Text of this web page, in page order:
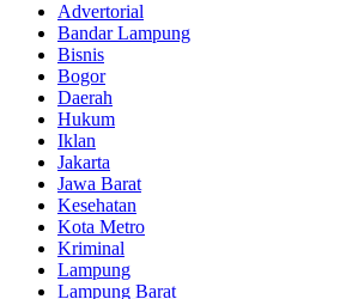
Advertorial
Bandar Lampung
Bisnis
Bogor
Daerah
Hukum
Iklan
Jakarta
Jawa Barat
Kesehatan
Kota Metro
Kriminal
Lampung
Lampung Barat